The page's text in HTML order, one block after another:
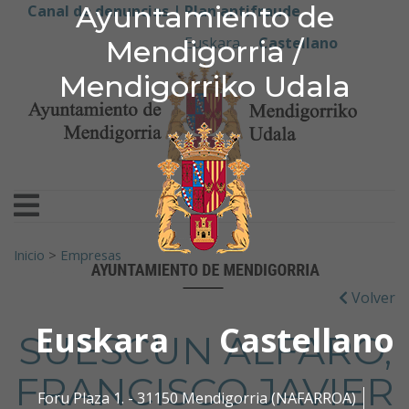
Ayuntamiento de
Mendigorria /
Mendigorriko Udala
Euskara Castellano
Foru Plaza 1. - 31150 Mendigorria (NAFARROA)
Ir al contenido
Ayuntamiento de
Canal de denuncias | Plan antifraude
Euskara
Castellano
Buscar:
Inicio > Empresas
Volver
SUESCUN ALFARO,
FRANCISCO JAVIER